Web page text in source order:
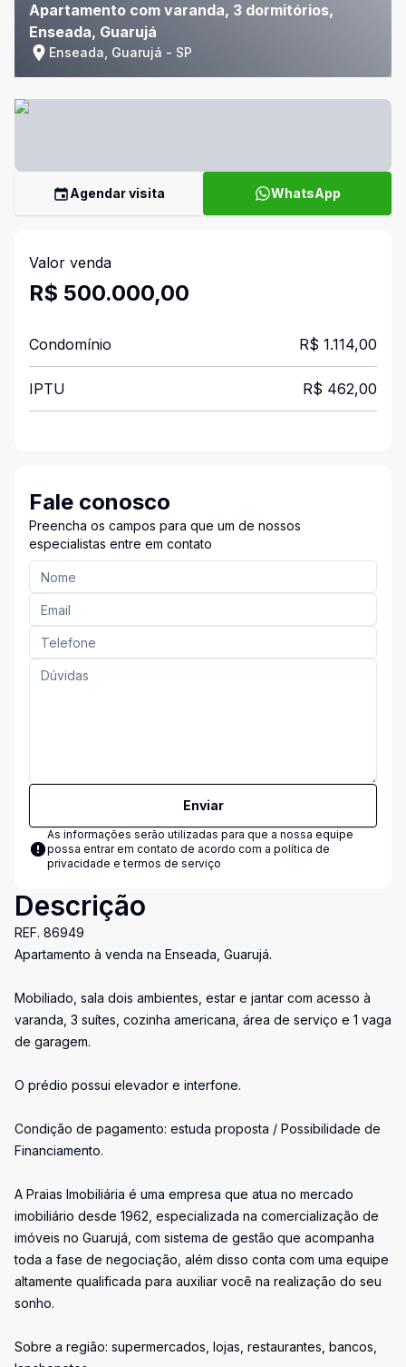
Apartamento com varanda, 3 dormitórios,
Enseada, Guarujá
Enseada, Guarujá - SP
Agendar visita WhatsApp
Valor venda
R$ 500.000,00
Condomínio R$ 1.114,00
IPTU R$ 462,00
Fale conosco
Preencha os campos para que um de nossos
especialistas entre em contato
Enviar
As informações serão utilizadas para que a nossa equipe
possa entrar em contato de acordo com a política de
privacidade e termos de serviço
Descrição
REF. 86949
Apartamento à venda na Enseada, Guarujá.
Mobiliado, sala dois ambientes, estar e jantar com acesso à
varanda, 3 suítes, cozinha americana, área de serviço e 1 vaga
de garagem.
O prédio possui elevador e interfone.
Condição de pagamento: estuda proposta / Possibilidade de
Financiamento.
A Praias Imobiliária é uma empresa que atua no mercado
imobiliário desde 1962, especializada na comercialização de
imóveis no Guarujá, com sistema de gestão que acompanha
toda a fase de negociação, além disso conta com uma equipe
altamente qualificada para auxiliar você na realização do seu
sonho.
Sobre a região: supermercados, lojas, restaurantes, bancos,